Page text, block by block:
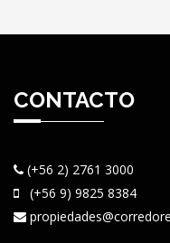
CONTACTO
(+56 2) 2761 3000
(+56 9) 9825 8384